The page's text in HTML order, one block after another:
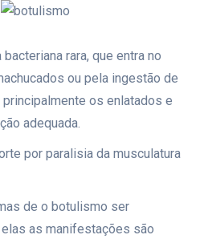
bacteriana rara, que entra no
ou pela ingestão de
os enlatados e
adequada.
por paralisia da musculatura
de o botulismo ser
as manifestações são